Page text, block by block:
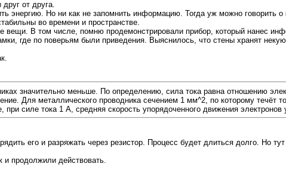
от друга.
энергию. Но ни как не запомнить информацию. Тогда уж можно говорить
во времени и пространстве.
вещи. В том числе, помню продемонстрировали прибор, который нанес
где по поверьям были приведения. Выяснилось, что стены хранят
значительно меньше. По определению, сила тока равна отношению
Для металлического проводника сечением 1 мм^2, по которому течёт
силе тока 1 A, средняя скорость упорядоченного движения
его и разряжать через резистор. Процесс будет длиться долго. Но
и продолжили действовать.